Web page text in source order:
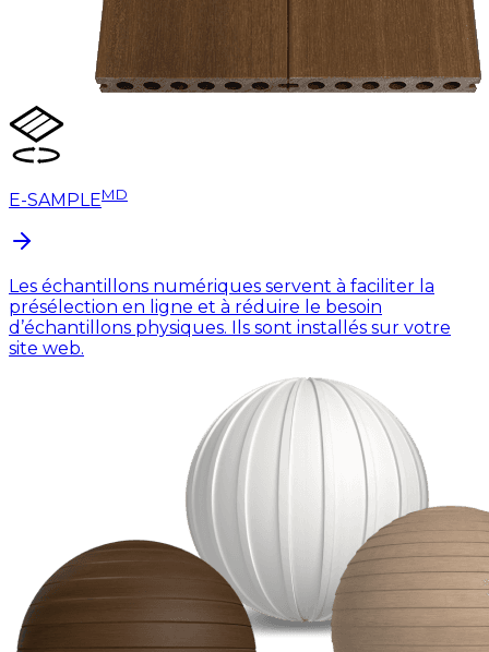
E-SAMPLEMD
Les échantillons numériques servent à faciliter la
présélection en ligne et à réduire le besoin
d’échantillons physiques. Ils sont installés sur votre
site web.